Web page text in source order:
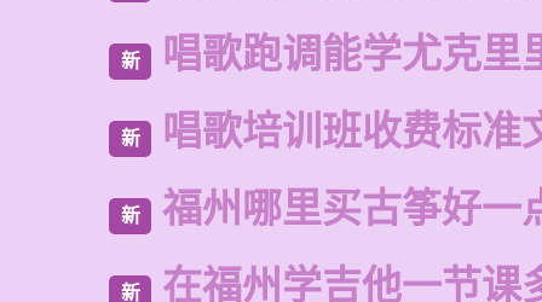
新 唱歌跑调能学尤克里
新 唱歌培训班收费标准
新 福州哪里买古筝好一
新 在福州学吉他一节课